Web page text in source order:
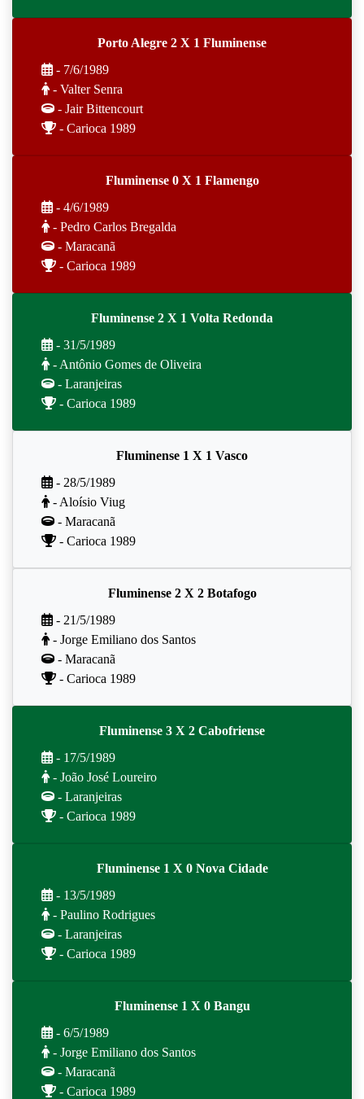
Porto Alegre 2 X 1 Fluminense
- 7/6/1989
- Valter Senra
- Jair Bittencourt
- Carioca 1989
Fluminense 0 X 1 Flamengo
- 4/6/1989
- Pedro Carlos Bregalda
- Maracanã
- Carioca 1989
Fluminense 2 X 1 Volta Redonda
- 31/5/1989
- Antônio Gomes de Oliveira
- Laranjeiras
- Carioca 1989
Fluminense 1 X 1 Vasco
- 28/5/1989
- Aloísio Viug
- Maracanã
- Carioca 1989
Fluminense 2 X 2 Botafogo
- 21/5/1989
- Jorge Emiliano dos Santos
- Maracanã
- Carioca 1989
Fluminense 3 X 2 Cabofriense
- 17/5/1989
- João José Loureiro
- Laranjeiras
- Carioca 1989
Fluminense 1 X 0 Nova Cidade
- 13/5/1989
- Paulino Rodrigues
- Laranjeiras
- Carioca 1989
Fluminense 1 X 0 Bangu
- 6/5/1989
- Jorge Emiliano dos Santos
- Maracanã
- Carioca 1989